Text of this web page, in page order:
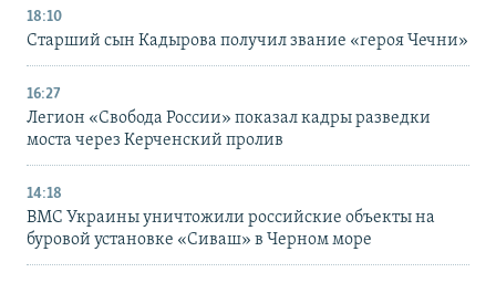
18:10
Старший сын Кадырова получил звание «героя Чечни»
16:27
Легион «Свобода России» показал кадры разведки
моста через Керченский пролив
14:18
ВМС Украины уничтожили российские объекты на
буровой установке «Сиваш» в Черном море